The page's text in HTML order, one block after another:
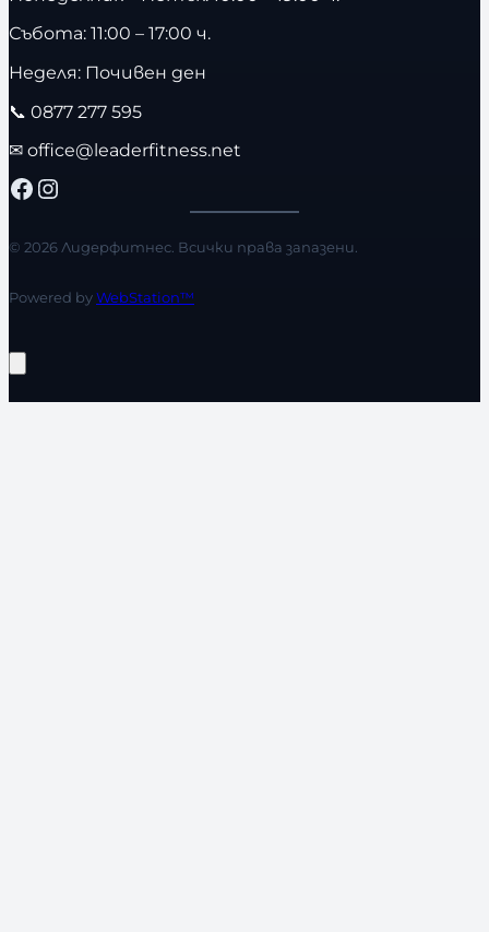
Събота: 11:00 – 17:00 ч.
Неделя: Почивен ден
📞 0877 277 595
✉ office@leaderfitness.net
Facebook Instagram
© 2026 Лидерфитнес. Всички права запазени.
Powered byWebStation™